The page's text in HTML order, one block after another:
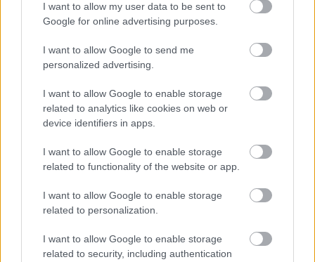
I want to allow my user data to be sent to
Google for online advertising purposes.
I want to allow Google to send me
personalized advertising.
I want to allow Google to enable storage
related to analytics like cookies on web or
device identifiers in apps.
I want to allow Google to enable storage
related to functionality of the website or app.
I want to allow Google to enable storage
related to personalization.
I want to allow Google to enable storage
related to security, including authentication
Zene Társadalom Pop
JJ MEGNYERTE AZ EUROVÍZIÓS DALFESZTIVÁLT,
MELYBEN A BUDAPEST SCORING ORCHESTRA IS
KÖZREMŰKÖDÖTT